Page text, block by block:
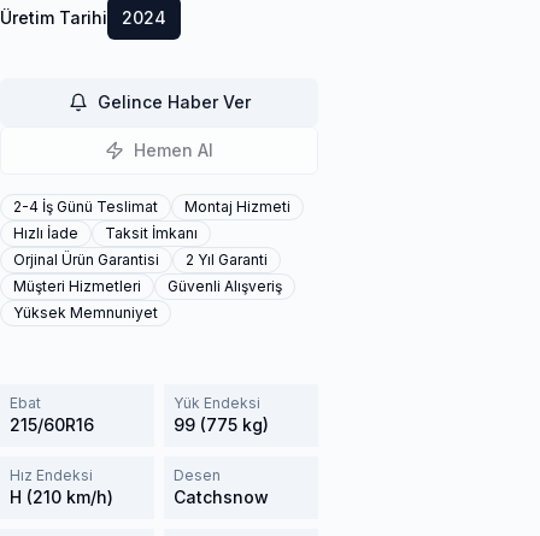
Üretim Tarihi 2024
Gelince Haber Ver
Hemen Al
2-4 İş Günü Teslimat
Montaj Hizmeti
Hızlı İade
Taksit İmkanı
Orjinal Ürün Garantisi
2 Yıl Garanti
Müşteri Hizmetleri
Güvenli Alışveriş
Yüksek Memnuniyet
Ebat
215/60R16
Yük Endeksi
99 (775 kg)
Hız Endeksi
H (210 km/h)
Desen
Catchsnow